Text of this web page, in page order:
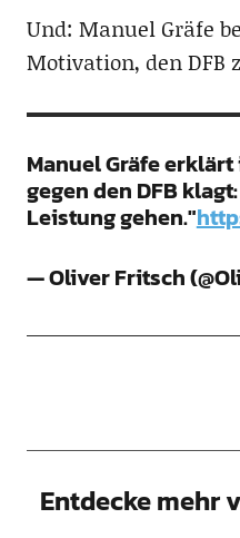
Und: Manuel Gräfe
Motivation, den DFB
Manuel Gräfe erklärt
gegen den DFB
Leistung gehen."
— Oliver Fritsch
Entdecke mehr